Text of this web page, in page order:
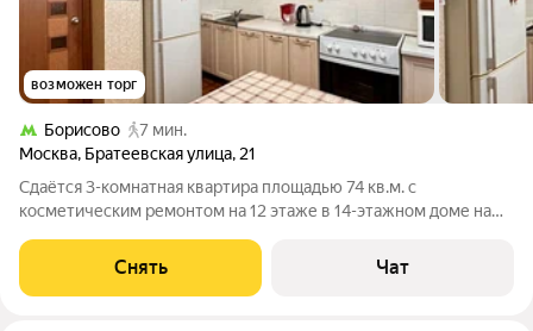
возможен торг
Борисово
7 мин.
Москва, Братеевская улица, 21
Сдаётся 3-комнатная квартира площадью 74 кв.м. с
косметическим ремонтом на 12 этаже в 14-этажном доме на
Стиральная машина Холодильник Кондиционер
Микроволновка Пылесос Дом -
Снять Чат